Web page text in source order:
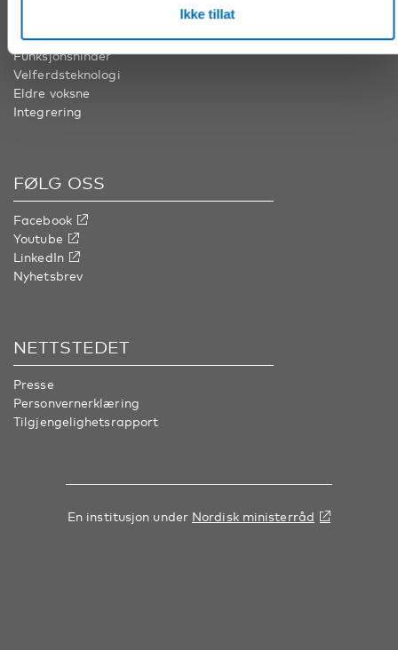
Ikke tillat
Folkehelse
Funksjonshinder
Velferdsteknologi
Eldre voksne
Integrering
FØLG OSS
Facebook
Youtube
LinkedIn
Nyhetsbrev
NETTSTEDET
Presse
Personvernerklæring
Tilgjengelighetsrapport
En institusjon under Nordisk ministerråd